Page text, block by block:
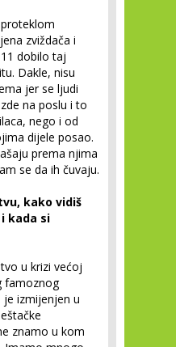
zviždača i
dobilo taj
Dakle, nisu
jer se ljudi
na poslu i to
nego i od
dijele posao.
prema njima
se da ih čuvaju.
kako vidiš
kada si
u krizi većoj
famoznog
je izmijenjen u
znamo u kom